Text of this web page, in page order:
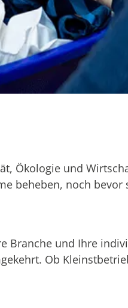
Ökologie und
beheben, noch bevor
Branche und Ihre
Ob